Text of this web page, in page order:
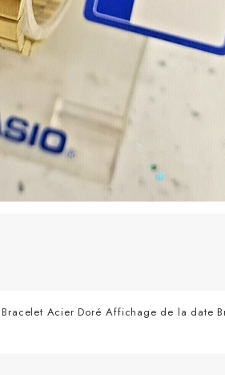
Bracelet Acier Doré Affichage de la